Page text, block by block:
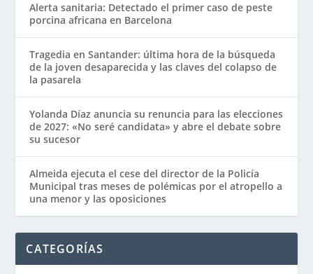
Alerta sanitaria: Detectado el primer caso de peste
porcina africana en Barcelona
Tragedia en Santander: última hora de la búsqueda
de la joven desaparecida y las claves del colapso de
la pasarela
Yolanda Díaz anuncia su renuncia para las elecciones
de 2027: «No seré candidata» y abre el debate sobre
su sucesor
Almeida ejecuta el cese del director de la Policía
Municipal tras meses de polémicas por el atropello a
una menor y las oposiciones
CATEGORÍAS